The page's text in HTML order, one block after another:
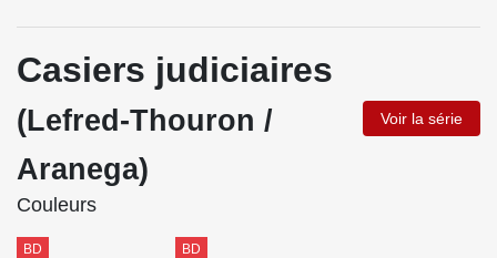
Casiers judiciaires
(Lefred-Thouron /
Aranega)
Voir la série
Couleurs
BD BD